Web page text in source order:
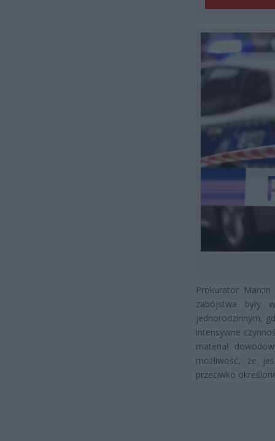
Prokurator
zabójstwa były
jednorodzinnym,
intensywne
materiał
możliwość, że
przeciwko